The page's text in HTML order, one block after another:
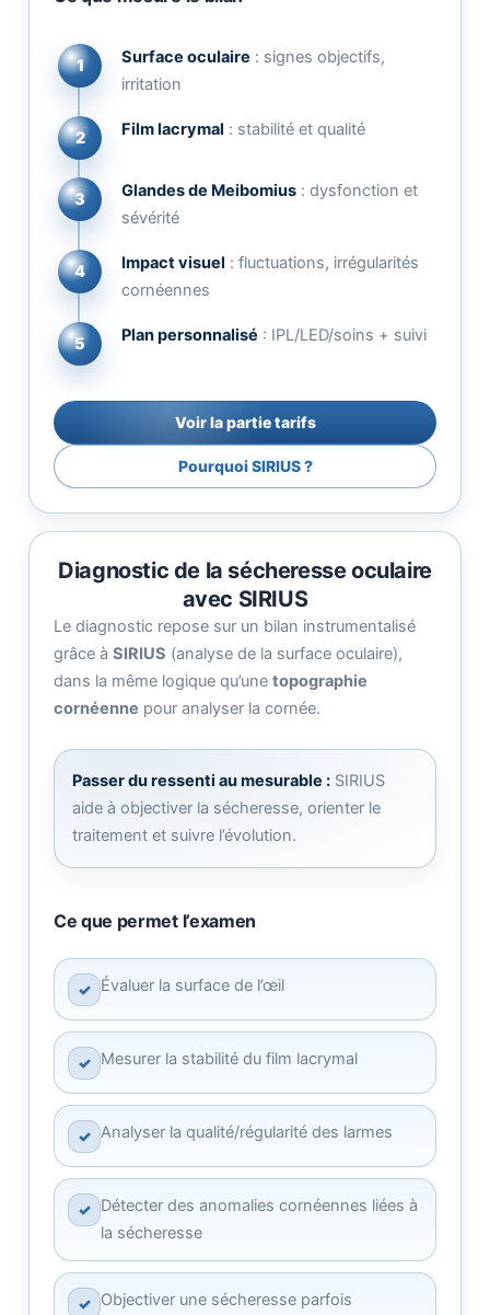
1 Surface oculaire : signes objectifs,
irritation
2 Film lacrymal : stabilité et qualité
3 Glandes de Meibomius : dysfonction et
sévérité
4 Impact visuel : fluctuations, irrégularités
cornéennes
5 Plan personnalisé : IPL/LED/soins + suivi
Voir la partie tarifs
Pourquoi SIRIUS ?
Diagnostic de la sécheresse oculaire
avec SIRIUS
Le diagnostic repose sur un bilan instrumentalisé
grâce à SIRIUS (analyse de la surface oculaire),
dans la même logique qu’une topographie
cornéenne pour analyser la cornée.
Passer du ressenti au mesurable : SIRIUS
aide à objectiver la sécheresse, orienter le
traitement et suivre l’évolution.
Ce que permet l’examen
✓ Évaluer la surface de l’œil
✓ Mesurer la stabilité du film lacrymal
✓ Analyser la qualité/régularité des larmes
✓ Détecter des anomalies cornéennes liées à
la sécheresse
✓ Objectiver une sécheresse parfois